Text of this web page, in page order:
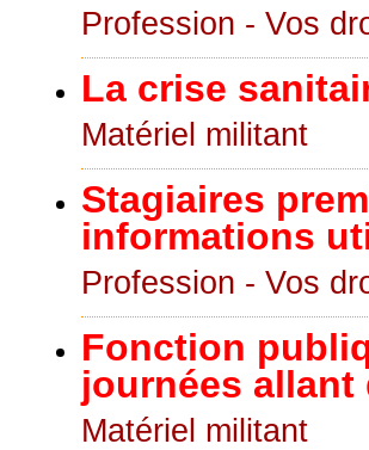
Profession - Vos
La crise
Matériel militant
Stagiaires
informations
Profession - Vos
Fonction
journées allant
Matériel militant